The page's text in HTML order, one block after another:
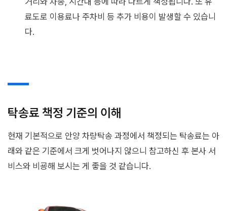
료도로 이용료나 주차비 등 추가 비용이 발생할 수 있습니
다.
탁송료 책정 기준의 이해
현재 기본적으로 안양 차량탁송 과정에서 책정되는 탁송료는 아
래와 같은 기준에서 크게 벗어나지 않으니 참고하신 후 본사 서
비스와 비굥해 보시는 게 좋을 것 같습니다.